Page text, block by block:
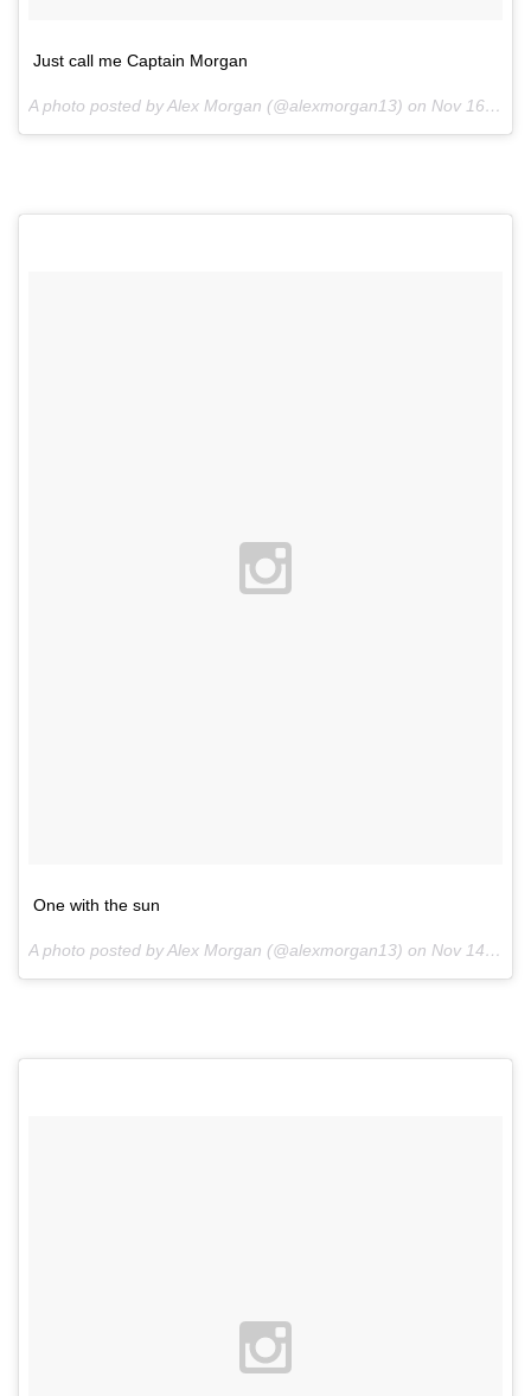
Just call me Captain Morgan
A photo posted by Alex Morgan (@alexmorgan13) on Nov 16, 2015 at 8:22am PST
One with the sun
A photo posted by Alex Morgan (@alexmorgan13) on Nov 14, 2015 at 11:59am PST